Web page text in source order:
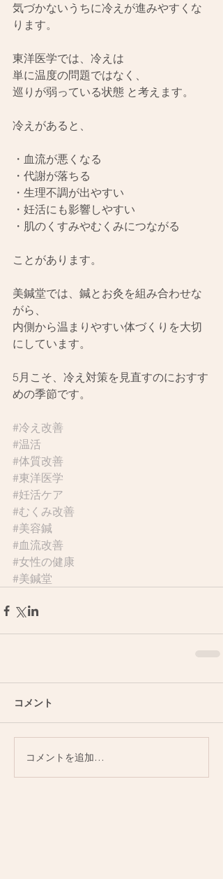
気づかないうちに冷えが進みやすくな
ります。
東洋医学では、冷えは
単に温度の問題ではなく、
巡りが弱っている状態 と考えます。
冷えがあると、
・血流が悪くなる
・代謝が落ちる
・生理不調が出やすい
・妊活にも影響しやすい
・肌のくすみやむくみにつながる
ことがあります。
美鍼堂では、鍼とお灸を組み合わせな
がら、
内側から温まりやすい体づくりを大切
にしています。
5月こそ、冷え対策を見直すのにおすす
めの季節です。
#冷え改善
#温活
#体質改善
#東洋医学
#妊活ケア
#むくみ改善
#美容鍼
#血流改善
#女性の健康
#美鍼堂
コメント
コメントを追加…